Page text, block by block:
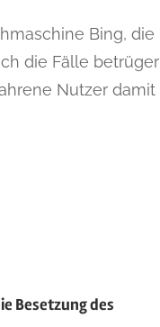
Bing,
die Fälle
Nutzer
Besetzung des